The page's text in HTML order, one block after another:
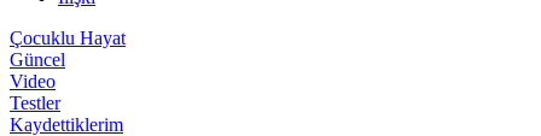
Çocuklu Hayat
Güncel
Video
Testler
Kaydettiklerim